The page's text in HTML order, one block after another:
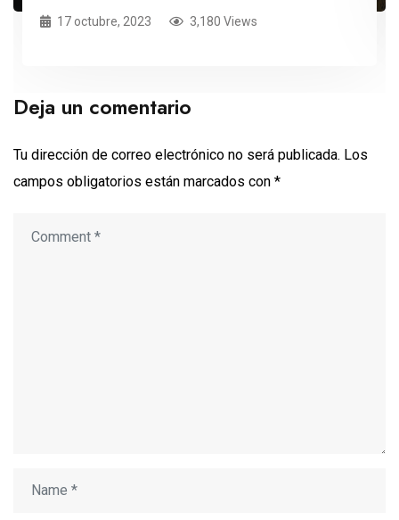
17 octubre, 2023 3,180 Views
Deja un comentario
Tu dirección de correo electrónico no será publicada. Los
campos obligatorios están marcados con *